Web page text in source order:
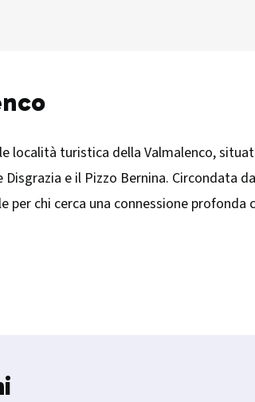
località turistica della Valmalenco,
e il Pizzo Bernina. Circondata
chi cerca una connessione profonda